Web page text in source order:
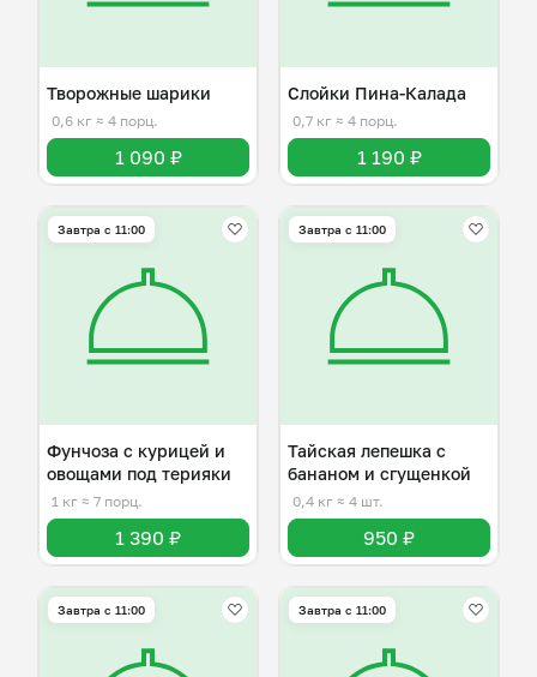
Творожные шарики
0,6 кг ≈ 4 порц.
1 090 ₽
Слойки Пина-Калада
0,7 кг ≈ 4 порц.
1 190 ₽
Завтра c 11:00
Фунчоза с курицей и
овощами под терияки
1 кг ≈ 7 порц.
1 390 ₽
Завтра c 11:00
Тайская лепешка с
бананом и сгущенкой
0,4 кг ≈ 4 шт.
950 ₽
Завтра c 11:00 Завтра c 11:00